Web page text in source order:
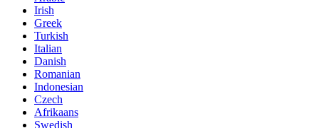
Irish
Greek
Turkish
Italian
Danish
Romanian
Indonesian
Czech
Afrikaans
Swedish